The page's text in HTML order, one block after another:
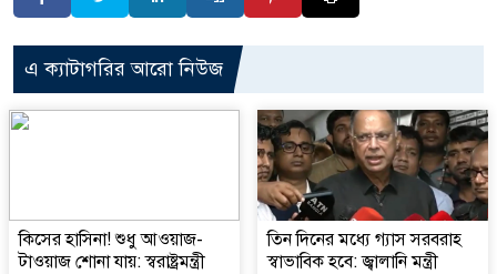
এ ক্যাটাগরির আরো নিউজ
কিসের হাসিনা! শুধু আওয়াজ-
টাওয়াজ শোনা যায়: স্বরাষ্ট্রমন্ত্রী
তিন দিনের মধ্যে গ্যাস সরবরাহ
স্বাভাবিক হবে: জ্বালানি মন্ত্রী